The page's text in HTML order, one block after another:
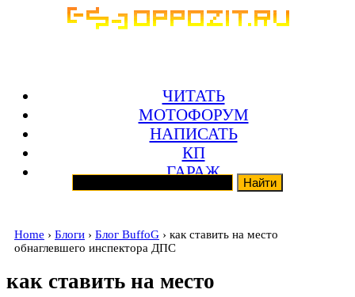
ЧИТАТЬ
МОТОФОРУМ
НАПИСАТЬ
КП
ГАРАЖ
Home › Блоги › Блог BuffoG › как ставить на место
обнаглевшего инспектора ДПС
как ставить на место